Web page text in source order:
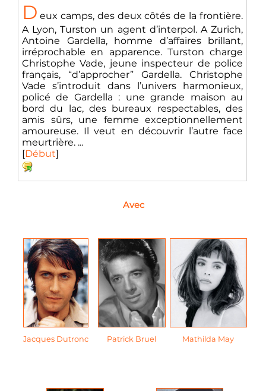
D eux camps, des deux côtés de la frontière.
A Lyon, Turston un agent d’interpol. A Zurich,
Antoine Gardella, homme d’affaires brillant,
irréprochable en apparence. Turston charge
Christophe Vade, jeune inspecteur de police
français, “d’approcher” Gardella. Christophe
Vade s’introduit dans l’univers harmonieux,
policé de Gardella : une grande maison au
bord du lac, des bureaux respectables, des
amis sûrs, une femme exceptionnellement
amoureuse. Il veut en découvrir l’autre face
meurtrière. ...
[Début]
Avec
Jacques Dutronc Patrick Bruel Mathilda May